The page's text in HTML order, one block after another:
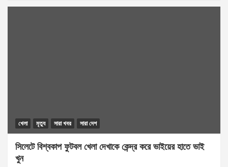
খেলা মৃত্যু সারা খবর সারা দেশ
সিলেটে বিশ্বকাপ ফুটবল খেলা দেখাকে কেন্দ্র করে ভাইয়ের হাতে ভাই
খুন